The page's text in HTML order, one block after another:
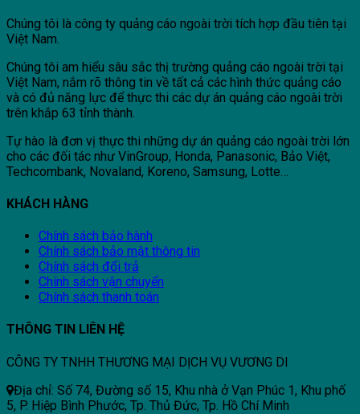
Chúng tôi là công ty quảng cáo ngoài trời tích hợp đầu tiên tại
Việt Nam.
Chúng tôi am hiểu sâu sắc thị trường quảng cáo ngoài trời tại
Việt Nam, nắm rõ thông tin về tất cả các hình thức quảng cáo
và có đủ năng lực để thực thi các dự án quảng cáo ngoài trời
trên khắp 63 tỉnh thành.
Tự hào là đơn vị thực thi những dự án quảng cáo ngoài trời lớn
cho các đối tác như VinGroup, Honda, Panasonic, Bảo Việt,
Techcombank, Novaland, Koreno, Samsung, Lotte…
KHÁCH HÀNG
Chính sách bảo hành
Chính sách bảo mật thông tin
Chính sách đổi trả
Chính sách vận chuyển
Chính sách thanh toán
THÔNG TIN LIÊN HỆ
CÔNG TY TNHH THƯƠNG MẠI DỊCH VỤ VƯƠNG DI
Địa chỉ: Số 74, Đường số 15, Khu nhà ở Vạn Phúc 1, Khu phố
5, P. Hiệp Bình Phước, Tp. Thủ Đức, Tp. Hồ Chí Minh